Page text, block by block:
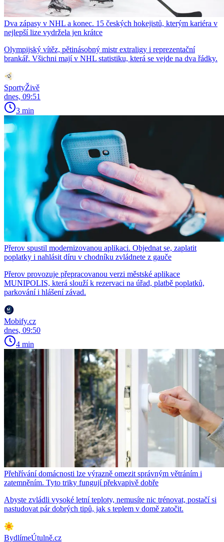
Dva zápasy v NHL a konec. 15 českých hokejistů, kterým kariéra v
nejlepší lize vydržela jen krátce
Olympijský vítěz, pětinásobný mistr extraligy i reprezentační
brankář. Všichni mají v NHL statistiku, která se vejde na dva řádky.
SportyŽivě
dnes, 09:51
3 min
Přerov spustil modernizovanou aplikaci. Objednat se, zaplatit
poplatky i nahlásit díru v chodníku zvládnete z gauče
Přerov provozuje přepracovanou verzi městské aplikace
MUNIPOLIS, která slouží k rezervaci na úřad, platbě poplatků,
parkování i hlášení závad.
Mobify.cz
dnes, 09:50
4 min
Přehřívání domácnosti lze výrazně omezit správným větráním i
zatemněním. Tyto triky fungují překvapivě dobře
Abyste zvládli vysoké letní teploty, nemusíte nic trénovat, postačí si
nastudovat pár dobrých tipů, jak s teplem v domě zatočit.
BydlímeÚtulně.cz